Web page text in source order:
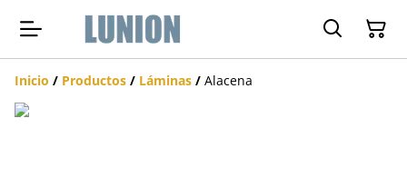
Inicio / Productos / Láminas / Alacena